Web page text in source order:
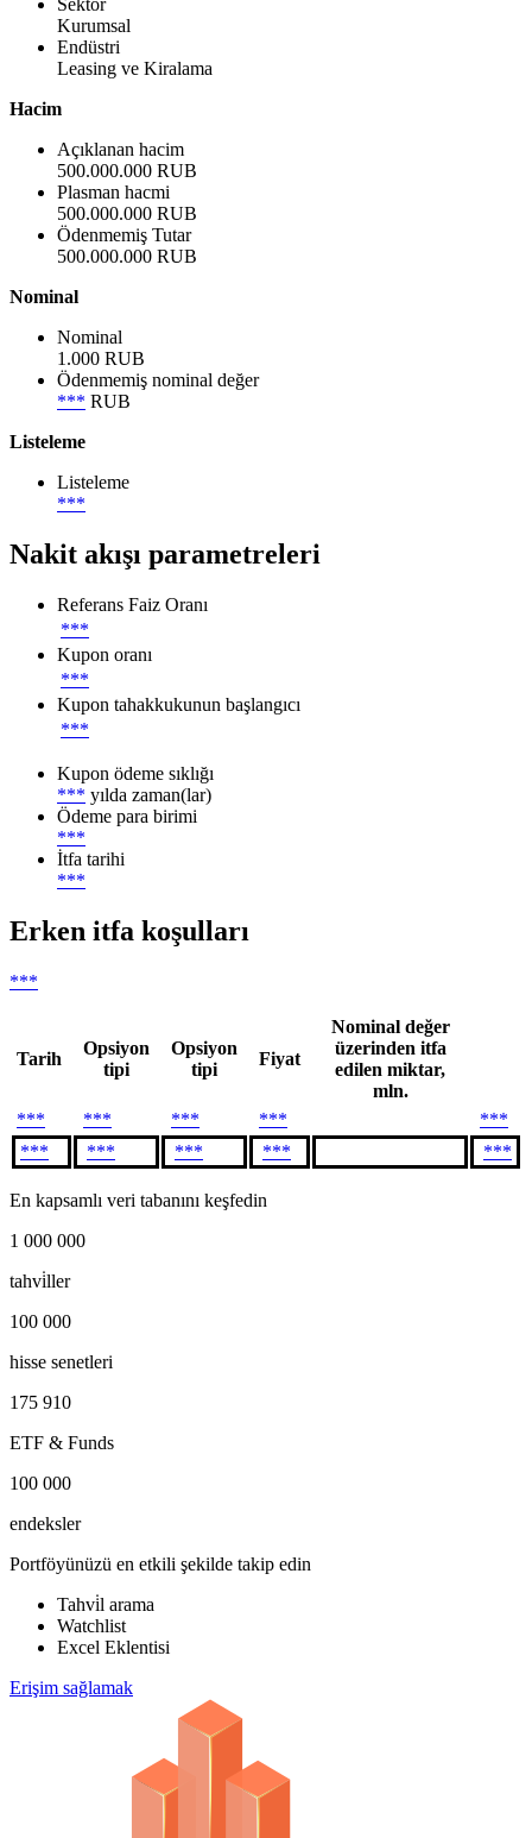
Sektör
Kurumsal
Endüstri
Leasing ve Kiralama
Hacim
Açıklanan hacim
500.000.000 RUB
Plasman hacmi
500.000.000 RUB
Ödenmemiş Tutar
500.000.000 RUB
Nominal
Nominal
1.000 RUB
Ödenmemiş nominal değer
*** RUB
Listeleme
Listeleme
***
Nakit akışı parametreleri
Referans Faiz Oranı
***
Kupon oranı
***
Kupon tahakkukunun başlangıcı
***
Kupon ödeme sıklığı
*** yılda zaman(lar)
Ödeme para birimi
***
İtfa tarihi
***
Erken itfa koşulları
***
Tarih
Opsiyon
tipi
Opsiyon
tipi
Fiyat
Nominal değer
üzerinden itfa
edilen miktar,
mln.
***
*** *** ***
***
***
*** *** *** ***
En kapsamlı veri tabanını keşfedin
1 000 000
tahvi̇ller
100 000
hisse senetleri
175 910
ETF & Funds
100 000
endeksler
Portföyünüzü en etkili şekilde takip edin
Tahvi̇l arama
Watchlist
Excel Eklentisi
Erişim sağlamak